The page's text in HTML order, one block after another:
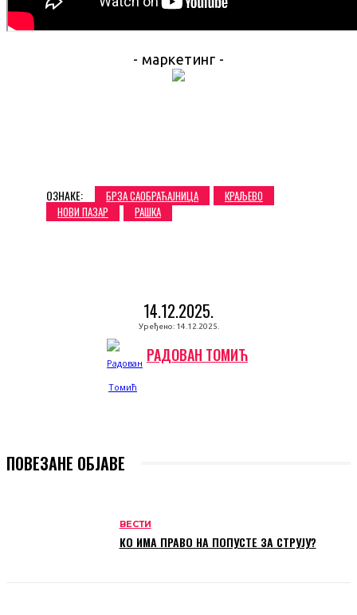
- маркетинг -
ОЗНАКЕ: БРЗА САОБРАЋАЈНИЦА
КРАЉЕВО
НОВИ ПАЗАР
РАШКА
14.12.2025.
Уређено: 14.12.2025.
РАДОВАН ТОМИЋ
ПОВЕЗАНЕ ОБЈАВЕ
ВЕСТИ
КО ИМА ПРАВО НА ПОПУСТЕ ЗА СТРУЈУ?